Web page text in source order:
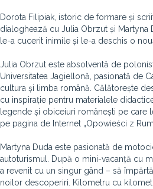
Dorota Filipiak, istoric de formare și
dialoghează cu Julia Obrzut și Martyna
le-a cucerit inimile și le-a deschis o
Julia Obrzut este absolventă de
Universitatea Jagiellonă, pasionată de
cultura și limba română. Călătorește
cu inspirație pentru materialele
legende și obiceiuri românești pe care
pe pagina de Internet „Opowieści z
Martyna Duda este pasionată de
autoturismul. După o mini-vacanță cu
a revenit cu un singur gând – să
noilor descoperiri. Kilometru cu